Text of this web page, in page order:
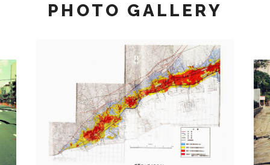
PHOTO GALLERY